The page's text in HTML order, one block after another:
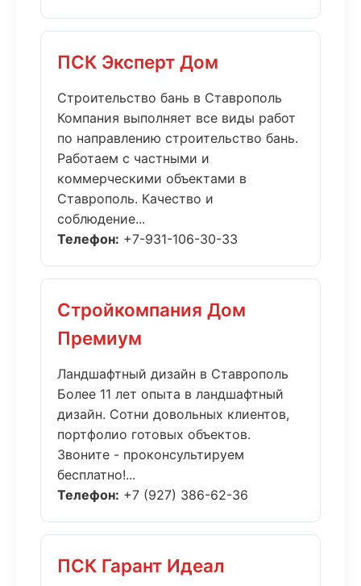
ПСК Эксперт Дом
Строительство бань в Ставрополь
Компания выполняет все виды работ
по направлению строительство бань.
Работаем с частными и
коммерческими объектами в
Ставрополь. Качество и
соблюдение...
Телефон: +7-931-106-30-33
Стройкомпания Дом
Премиум
Ландшафтный дизайн в Ставрополь
Более 11 лет опыта в ландшафтный
дизайн. Сотни довольных клиентов,
портфолио готовых объектов.
Звоните - проконсультируем
бесплатно!...
Телефон: +7 (927) 386-62-36
ПСК Гарант Идеал